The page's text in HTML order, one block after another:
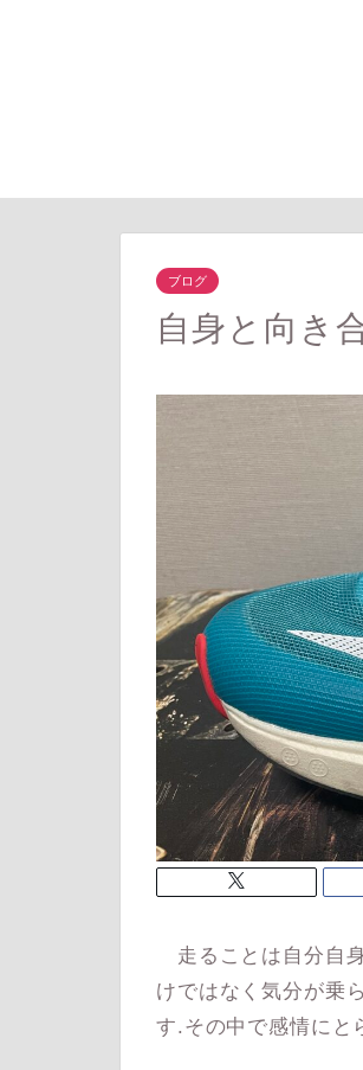
ブログ
自身と向き
走ることは自分自
けではなく気分が乗
す.その中で感情にと